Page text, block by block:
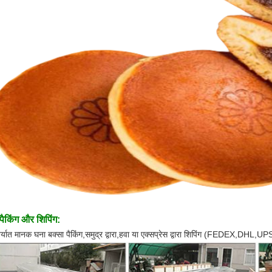
और शिपिंग:
मानक घना बक्सा पैकिंग,समुद्र द्वारा,हवा या एक्सप्रेस द्वारा शिपिंग